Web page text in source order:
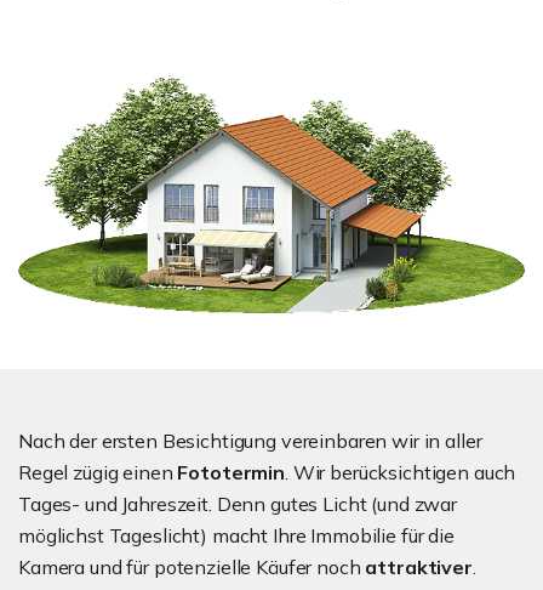
Nach der ersten Besichtigung vereinbaren wir in aller
Regel zügig einen Fototermin. Wir berücksichtigen auch
Tages- und Jahreszeit. Denn gutes Licht (und zwar
möglichst Tageslicht) macht Ihre Immobilie für die
Kamera und für potenzielle Käufer noch attraktiver.